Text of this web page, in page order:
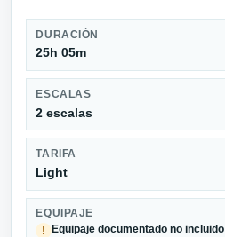
DURACIÓN
25h 05m
ESCALAS
2 escalas
TARIFA
Light
EQUIPAJE
!
Equipaje documentado no incluido